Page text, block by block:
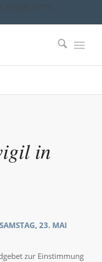
in
23. MAI
zur Einstimmung